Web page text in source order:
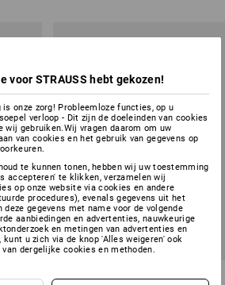
voor STRAUSS hebt gekozen!
onze zorg! Probleemloze functies, op u
verloop - Dit zijn de doeleinden van cookies
wij gebruiken.Wij vragen daarom om uw
van cookies en het gebruik van gegevens op
te kunnen tonen, hebben wij uw toestemming
accepteren' te klikken, verzamelen wij
op onze website via cookies en andere
procedures), evenals gegevens uit het
gegevens met name voor de volgende
aanbiedingen en advertenties, nauwkeurige
en metingen van advertenties en
u zich via de knop 'Alles weigeren' ook
dergelijke cookies en methoden.